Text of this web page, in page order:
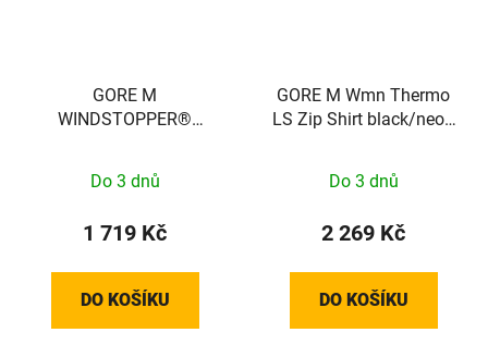
GORE M
WINDSTOPPER®
100491990809
Do 3 dnů
1 719 Kč
DO KOŠÍKU
GORE M Wmn Thermo
LS Zip Shirt black/neon
Do 3 dnů
2 269 Kč
DO KOŠÍKU